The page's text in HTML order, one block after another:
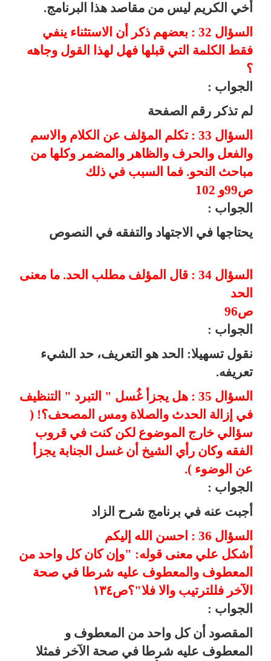
أخي الكريم ليس من مقاصد هذا البرنامج.
السؤال 32 : بعضهم ذكر أن الاستثناء ينفي
فقط الكلمة التي قبلها فهل لهذا القول وجاهه
؟
الجواب :
لم تذكر رقم الصفحة
السؤال 33 : تكلم المؤلف عن الكلام والاسم
والفعل والحرف والظاهر والمضمر وكلها من
مباحث النحو. فما السبب في ذلك
ص99و 102
الجواب :
يحتاجها في الاجتهاد والتفقه في النصوص
السؤال 34 : قال المؤلف مطلب الحد. ما معنى
الحد
ص96
الجواب :
نقول تسهيلا: الحد هو التعريف، حد الشيء
تعريفه.
السؤال 35 : هل يجزأ غُسل " التبرد " التنظيف
في إزالة الحدث والصلاة ومس المصحف؟! (
سؤالي خارج الموضوع لكن كنت في قروب
الفقه وكان رأي الشيخ أن غسل الجنابة يجزأ
عن الوضوء ).
الجواب :
أجبت عنه في برنامج شرح الزاد
السؤال 36 : احسن الله إليكم
أشكل علي معنى قوله: "وإن كان كل واحد من
المعطوف والمعطوف عليه شرطا في صحة
الآخر فللترتيب والا فلا"؟ص١٣٤
الجواب :
المقصود أن كل واحد من المعطوف و
المعطوف عليه شرطا في صحة الآخر فمثلا